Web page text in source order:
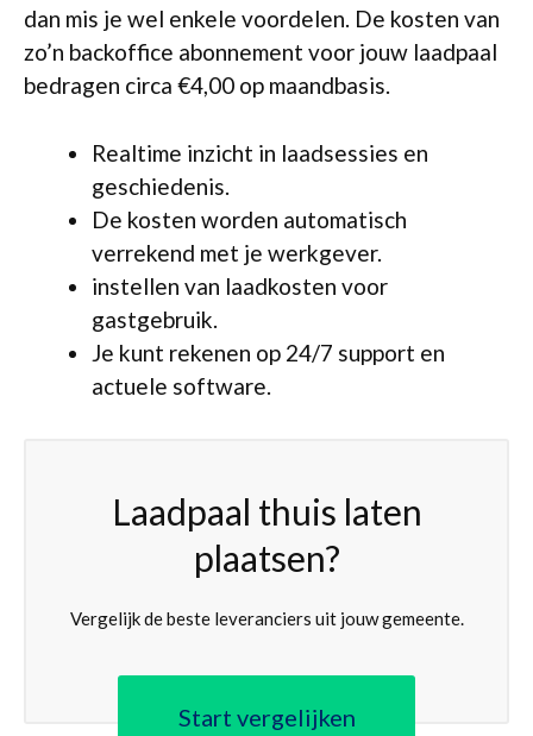
dan mis je wel enkele voordelen. De kosten van
zo’n backoffice abonnement voor jouw laadpaal
bedragen circa €4,00 op maandbasis.
Realtime inzicht in laadsessies en
geschiedenis.
De kosten worden automatisch
verrekend met je werkgever.
instellen van laadkosten voor
gastgebruik.
Je kunt rekenen op 24/7 support en
actuele software.
Laadpaal thuis laten
plaatsen?
Vergelijk de beste leveranciers uit jouw gemeente.
Start vergelijken